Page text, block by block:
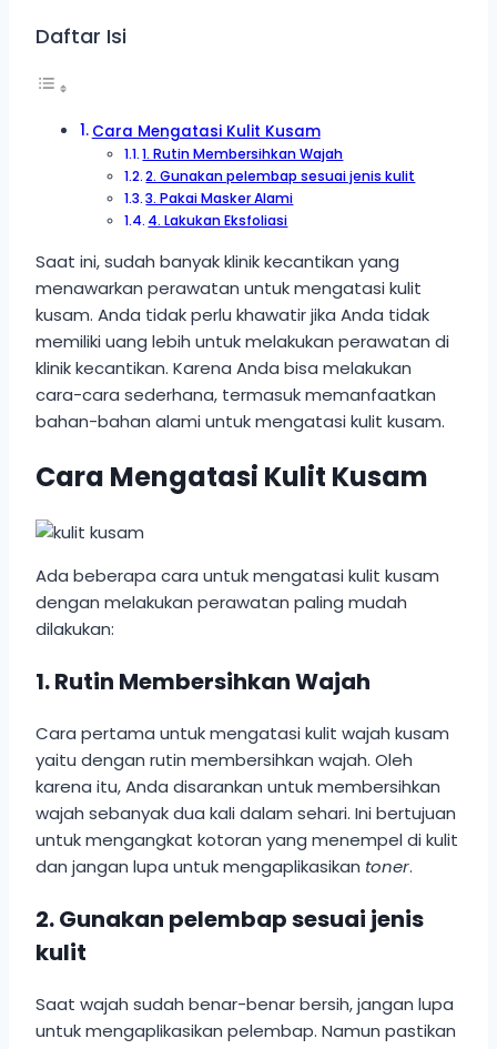
Daftar Isi
Cara Mengatasi Kulit Kusam
1. Rutin Membersihkan Wajah
2. Gunakan pelembap sesuai jenis kulit
3. Pakai Masker Alami
4. Lakukan Eksfoliasi
Saat ini, sudah banyak klinik kecantikan yang
menawarkan perawatan untuk mengatasi kulit
kusam. Anda tidak perlu khawatir jika Anda tidak
memiliki uang lebih untuk melakukan perawatan di
klinik kecantikan. Karena Anda bisa melakukan
cara-cara sederhana, termasuk memanfaatkan
bahan-bahan alami untuk mengatasi kulit kusam.
Cara Mengatasi Kulit Kusam
Ada beberapa cara untuk mengatasi kulit kusam
dengan melakukan perawatan paling mudah
dilakukan:
1. Rutin Membersihkan Wajah
Cara pertama untuk mengatasi kulit wajah kusam
yaitu dengan rutin membersihkan wajah. Oleh
karena itu, Anda disarankan untuk membersihkan
wajah sebanyak dua kali dalam sehari. Ini bertujuan
untuk mengangkat kotoran yang menempel di kulit
dan jangan lupa untuk mengaplikasikan toner.
2. Gunakan pelembap sesuai jenis
kulit
Saat wajah sudah benar-benar bersih, jangan lupa
untuk mengaplikasikan pelembap. Namun pastikan